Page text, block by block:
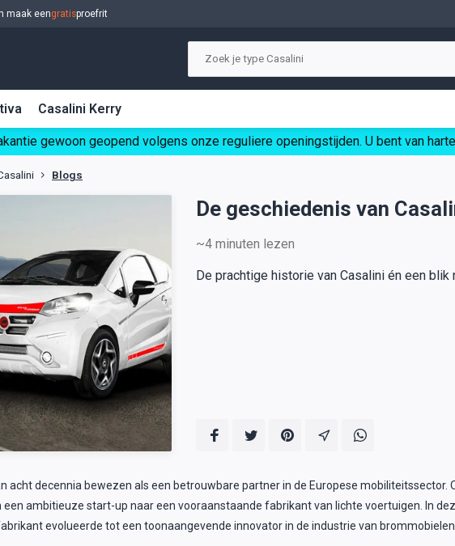
maak eengratisproefrit
Casalini Kerry
gewoon geopend volgens onze reguliere openingstijden. U bent van
Blogs
De geschiedenis van
~4minuten lezen
De prachtige historie van Casalini én een
acht decennia bewezen als een betrouwbare partner in de Europese
ambitieuze start-up naar een vooraanstaande fabrikant van lichte voertuigen. In
evolueerde tot een toonaangevende innovator in de industrie van